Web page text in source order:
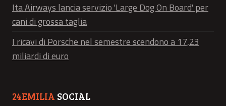
Ita Airways lancia servizio 'Large Dog On Board' per
cani di grossa taglia
I ricavi di Porsche nel semestre scendono a 17,23
miliardi di euro
24EMILIA SOCIAL